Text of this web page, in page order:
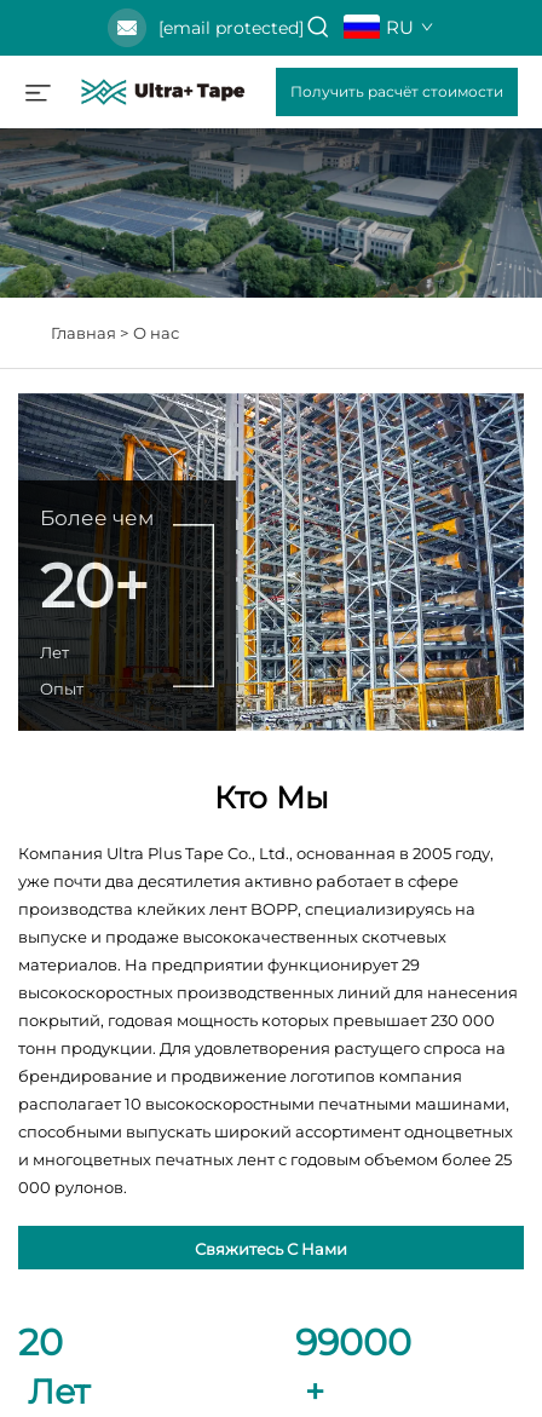
[email protected] RU
Получить расчёт стоимости
Главная > О нас
Более чем
20+
Лет
Опыт
Кто Мы
Компания Ultra Plus Tape Co., Ltd., основанная в 2005 году,
уже почти два десятилетия активно работает в сфере
производства клейких лент BOPP, специализируясь на
выпуске и продаже высококачественных скотчевых
материалов. На предприятии функционирует 29
высокоскоростных производственных линий для нанесения
покрытий, годовая мощность которых превышает 230 000
тонн продукции. Для удовлетворения растущего спроса на
брендирование и продвижение логотипов компания
располагает 10 высокоскоростными печатными машинами,
способными выпускать широкий ассортимент одноцветных
и многоцветных печатных лент с годовым объемом более 25
000 рулонов.
Свяжитесь С Нами
20
Лет
100000
+